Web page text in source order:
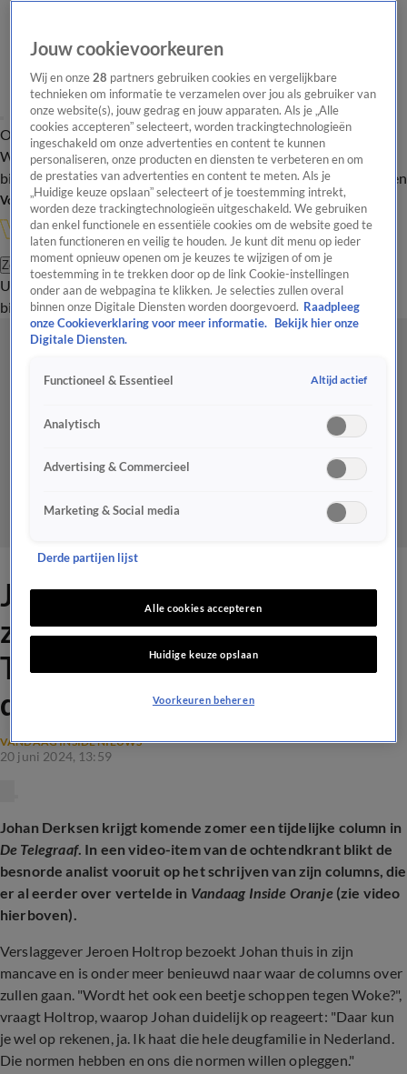
Overzicht Onze programma's Uitzendingen Onze gezichten
In de
WandelgangenInterviewsUitzending
bijwonenPodcastShopVeelgestelde vragenKijkersvraag insturen
Volg Vandaag Inside
Zoeken
UitzendingenVandaag InsideDe OranjezomerShopUitzending
bijwonen
Johan Derksen over zijn
zomercolumn in De
Telegraaf: 'Ik haat die hele
deugfamilie in Nederland!'
VANDAAG INSIDE NIEUWS
20 juni 2024, 13:59
Johan Derksen krijgt komende zomer een tijdelijke column in
De Telegraaf. In een video-item van de ochtendkrant blikt de
besnorde analist vooruit op het schrijven van zijn columns, die
er al eerder over vertelde in Vandaag Inside Oranje (zie video
hierboven).
Verslaggever Jeroen Holtrop bezoekt Johan thuis in zijn
mancave en is onder meer benieuwd naar waar de columns over
zullen gaan. "Wordt het ook een beetje schoppen tegen Woke?",
vraagt Holtrop, waarop Johan duidelijk op reageert: "Daar kun
je wel op rekenen, ja. Ik haat die hele deugfamilie in Nederland.
Die normen hebben en ons die normen willen opleggen."
Jouw cookievoorkeuren
Wij en onze28 partners gebruiken cookies en vergelijkbare
technieken om informatie te verzamelen over jou als gebruiker van
onze website(s), jouw gedrag en jouw apparaten. Als je „Alle
cookies accepteren” selecteert, worden trackingtechnologieën
ingeschakeld om onze advertenties en content te kunnen
personaliseren, onze producten en diensten te verbeteren en om
de prestaties van advertenties en content te meten. Als je
„Huidige keuze opslaan” selecteert of je toestemming intrekt,
worden deze trackingtechnologieën uitgeschakeld. We gebruiken
dan enkel functionele en essentiële cookies om de website goed te
laten functioneren en veilig te houden. Je kunt dit menu op ieder
moment opnieuw openen om je keuzes te wijzigen of om je
toestemming in te trekken door op de link Cookie-instellingen
onder aan de webpagina te klikken. Je selecties zullen overal
binnen onze Digitale Diensten worden doorgevoerd. Raadpleeg
onze Cookieverklaring voor meer informatie.
Bekijk hier onze
Digitale Diensten.
Functioneel & Essentieel Altijd actief
Analytisch
Advertising & Commercieel
Marketing & Social media
Derde partijen lijst
Alle cookies accepteren
Huidige keuze opslaan
Voorkeuren beheren